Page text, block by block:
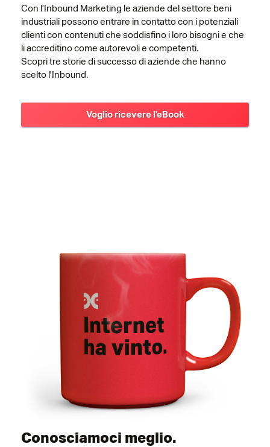
Con l’Inbound Marketing le aziende del settore beni
industriali possono entrare in contatto con i potenziali
clienti con contenuti che soddisfino i loro bisogni e che
li accreditino come autorevoli e competenti.
Scopri tre storie di successo di aziende che hanno
scelto l'Inbound.
Voglio ricevere l'eBook
Conosciamoci meglio.